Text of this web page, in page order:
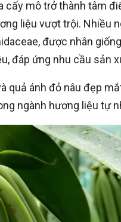
cấy mô trở thành tâm
liệu vượt trội. Nhiều
được nhân
đáp ứng nhu cầu sản
quả ánh đỏ nâu đẹp
ngành hương liệu tự